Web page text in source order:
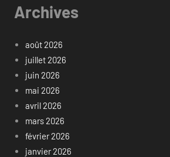
Archives
août 2026
juillet 2026
juin 2026
mai 2026
avril 2026
mars 2026
février 2026
janvier 2026